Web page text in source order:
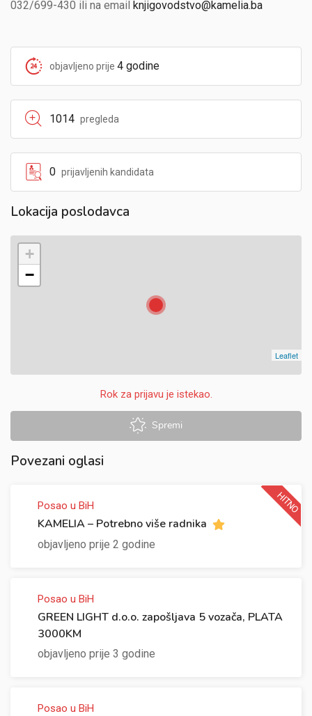
032/699-430 ili na email knjigovodstvo@kamelia.ba
objavljeno prije 4 godine
1014 pregleda
0 prijavljenih kandidata
Lokacija poslodavca
+
−
Leaflet
Rok za prijavu je istekao.
Spremi
Povezani oglasi
Posao u BiH
KAMELIA – Potrebno više radnika
objavljeno prije 2 godine
HITNO
Posao u BiH
GREEN LIGHT d.o.o. zapošljava 5 vozača, PLATA
3000KM
objavljeno prije 3 godine
Posao u BiH